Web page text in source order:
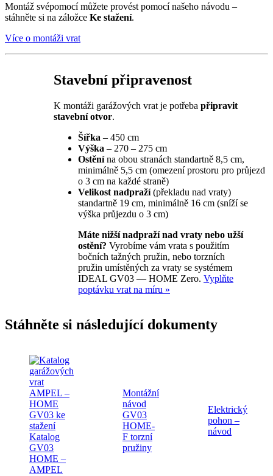
Montáž svépomocí můžete provést pomocí našeho návodu –
stáhněte si na záložce Ke stažení.
Více o montáži vrat
Stavební připravenost
K montáži garážových vrat je potřeba připravit
stavební otvor.
Šířka – 450 cm
Výška – 270 – 275 cm
Ostěnína obou stranách standartně 8,5 cm,
minimálně 5,5 cm (omezení prostoru pro průjezd
o 3 cm na každé straně)
Velikost nadpraží(překladu nad vraty)
standartně 19 cm, minimálně 16 cm (sníží se
výška průjezdu o 3 cm)
Máte nižší nadpraží nad vraty nebo užší
ostění? Vyrobíme vám vrata s použitím
bočních tažných pružin, nebo torzních
pružin umístěných za vraty se systémem
IDEAL GV03 — HOME Zero. Vyplňte
poptávku vrat na míru »
Stáhněte si následující dokumenty
Katalog
GV03
HOME –
AMPEL
Montážní
návod
GV03
HOME-
F torzní
pružiny
Elektrický
pohon –
návod